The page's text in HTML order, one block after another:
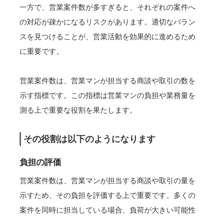
一方で、営業案件数が多すぎると、それぞれの案件へ
の対応が疎かになるリスクがあります。適切なバラン
スを見つけることが、営業活動を効果的に進めるため
に重要です。
営業案件数は、営業マンが担当する商談や取引の数を
示す指標です。この指標は営業マンの負担や業務量を
測る上で重要な役割を果たします。
その役割は以下のようになります
負担の評価
営業案件数は、営業マンが担当する商談や取引の量を
示すため、その負担を評価する上で重要です。多くの
案件を同時に担当している場合、負荷が大きい可能性